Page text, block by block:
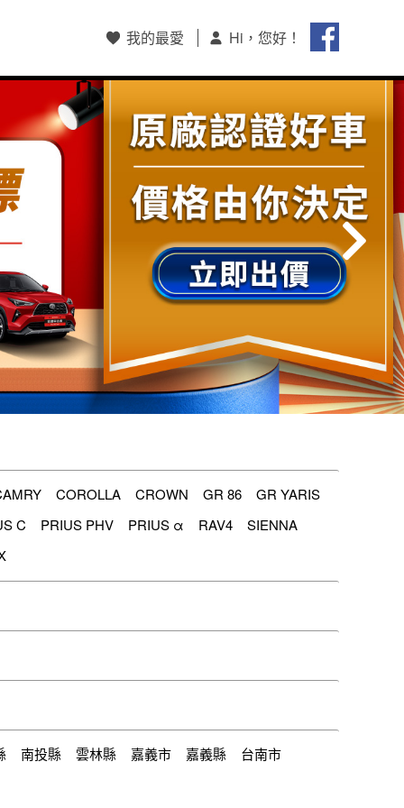
我的最愛 Hi，您好！
會員註冊/登入
和泰集團會員中心
購車和泰Pay支付
HOTAI購
保留車查詢
COROLLA CROWN GR 86
GR YARIS
C
PRIUS PHV PRIUS α RAV4
SIENNA
南投縣 雲林縣 嘉義市 嘉義縣 台南市